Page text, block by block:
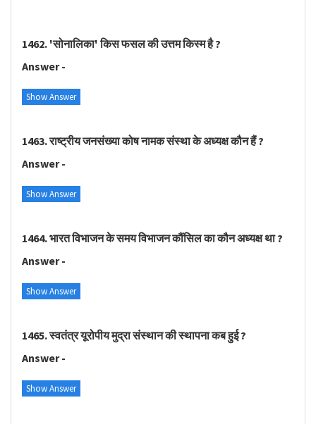
1462. 'सोनालिका' किस फसल की उत्तम किस्म है ?
Answer -
Show Answer
1463. राष्ट्रीय जनसंख्या कोष नामक संस्था के अध्यक्ष कौन हैं ?
Answer -
Show Answer
1464. भारत विभाजन के समय विभाजन कौंसिल का कौन अध्यक्ष था ?
Answer -
Show Answer
1465. स्वतंत्र यूरोपीय मुद्रा संस्थान की स्थापना कब हुई ?
Answer -
Show Answer